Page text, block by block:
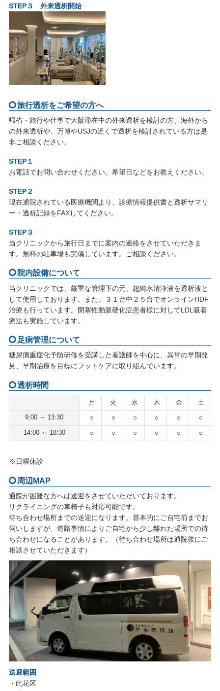
STEP３ 外来透析開始
旅行透析をご希望の方へ
帰省・旅行や仕事で大阪滞在中の外来透析を検討の方、海外から
の外来透析や、万博やUSJの近くで透析を検討されている方は是
非ご相談ください。
STEP１
お電話でお問い合わせください。希望日などをお教えください。
STEP２
現在通院されている医療機関より、診療情報提供書と透析サマリ
ー・透析記録をFAXしてください。
STEP３
当クリニックから旅行日までに案内の連絡をさせていただきま
す。無料の駐車場も完備しています。ご相談ください。
院内設備について
当クリニックでは、厳重な管理下の元、超純水清浄液を透析液と
して使用しております。また、３１台中２５台でオンラインHDF
治療も行っています。閉塞性動脈硬化症患者様に対してLDL吸着
療法も実施しています。
足病管理について
糖尿病重症化予防研修を受講した看護師を中心に、異常の早期発
見、早期治療を目標にフットケアに取り組んでいます。
透析時間
月 火 水 木 金 土
9:00 ～ 13:30 ○ ○ ○ ○ ○ ○
14:00 ～ 18:30 ○ ○ ○ ○ ○ ○
※日曜休診
周辺MAP
通院が困難な方へは送迎をさせていただいております。
リクライニングの車椅子も対応可能です。
待ち合わせ場所までの送迎になります。基本的にご自宅前までお
伺いしますが、道路事情によりご自宅から少し離れた場所での待
ち合わせになることがあります。（待ち合わせ場所は通院後にご
相談させていただきます）
送迎範囲
・此花区